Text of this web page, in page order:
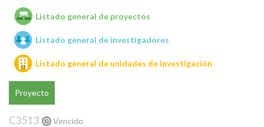
Unidades de investigación
Listado general de proyectos
Listado general de investigadores
Listado general de unidades de investigación
Proyecto
C3513 Vencido